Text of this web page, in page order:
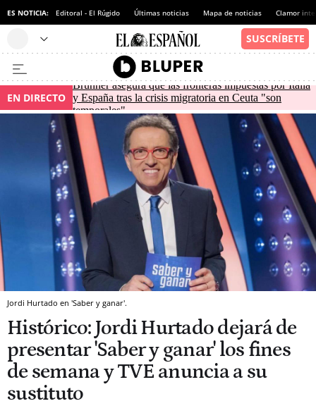
ES NOTICIA: Editoral - El Rúgido Últimas noticias Mapa de noticias Clamor
EN DIRECTO
Brunner asegura que las fronteras impuestas por Italia
y España tras la crisis migratoria en Ceuta "son
temporales"
Jordi Hurtado en 'Saber y ganar'.
Histórico: Jordi Hurtado dejará de
presentar 'Saber y ganar' los fines
de semana y TVE anuncia a su
sustituto